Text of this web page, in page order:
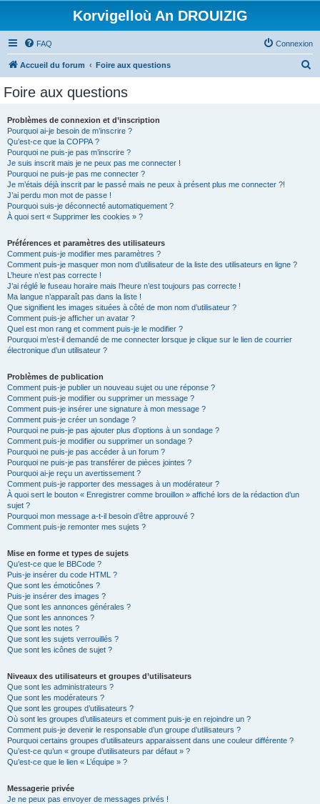
Korvigelloù An DROUIZIG
FAQ Connexion
Accueil du forum Foire aux questions
Foire aux questions
Problèmes de connexion et d’inscription
Pourquoi ai-je besoin de m’inscrire ?
Qu’est-ce que la COPPA ?
Pourquoi ne puis-je pas m’inscrire ?
Je suis inscrit mais je ne peux pas me connecter !
Pourquoi ne puis-je pas me connecter ?
Je m’étais déjà inscrit par le passé mais ne peux à présent plus me connecter ?!
J’ai perdu mon mot de passe !
Pourquoi suis-je déconnecté automatiquement ?
À quoi sert « Supprimer les cookies » ?
Préférences et paramètres des utilisateurs
Comment puis-je modifier mes paramètres ?
Comment puis-je masquer mon nom d’utilisateur de la liste des utilisateurs en ligne ?
L’heure n’est pas correcte !
J’ai réglé le fuseau horaire mais l’heure n’est toujours pas correcte !
Ma langue n’apparaît pas dans la liste !
Que signifient les images situées à côté de mon nom d’utilisateur ?
Comment puis-je afficher un avatar ?
Quel est mon rang et comment puis-je le modifier ?
Pourquoi m’est-il demandé de me connecter lorsque je clique sur le lien de courrier
électronique d’un utilisateur ?
Problèmes de publication
Comment puis-je publier un nouveau sujet ou une réponse ?
Comment puis-je modifier ou supprimer un message ?
Comment puis-je insérer une signature à mon message ?
Comment puis-je créer un sondage ?
Pourquoi ne puis-je pas ajouter plus d’options à un sondage ?
Comment puis-je modifier ou supprimer un sondage ?
Pourquoi ne puis-je pas accéder à un forum ?
Pourquoi ne puis-je pas transférer de pièces jointes ?
Pourquoi ai-je reçu un avertissement ?
Comment puis-je rapporter des messages à un modérateur ?
À quoi sert le bouton « Enregistrer comme brouillon » affiché lors de la rédaction d’un
sujet ?
Pourquoi mon message a-t-il besoin d’être approuvé ?
Comment puis-je remonter mes sujets ?
Mise en forme et types de sujets
Qu’est-ce que le BBCode ?
Puis-je insérer du code HTML ?
Que sont les émoticônes ?
Puis-je insérer des images ?
Que sont les annonces générales ?
Que sont les annonces ?
Que sont les notes ?
Que sont les sujets verrouillés ?
Que sont les icônes de sujet ?
Niveaux des utilisateurs et groupes d’utilisateurs
Que sont les administrateurs ?
Que sont les modérateurs ?
Que sont les groupes d’utilisateurs ?
Où sont les groupes d’utilisateurs et comment puis-je en rejoindre un ?
Comment puis-je devenir le responsable d’un groupe d’utilisateurs ?
Pourquoi certains groupes d’utilisateurs apparaissent dans une couleur différente ?
Qu’est-ce qu’un « groupe d’utilisateurs par défaut » ?
Qu’est-ce que le lien « L’équipe » ?
Messagerie privée
Je ne peux pas envoyer de messages privés !